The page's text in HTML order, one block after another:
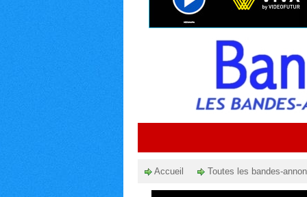
Accueil Toutes les bandes-